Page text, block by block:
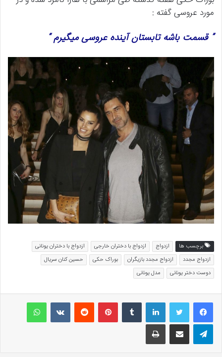
مورد عروسی گفته :
” قسمت باشه تابستان آینده عروسی میگیرم “
برچسب ها ازدواج ازدواج با دختران خارجی
ازدواج با دختران یونانی
ازدواج مجدد
ازدواج مجدد بازیگران بوراک حکی
حسین کنان سریال
دوست دختر یونانی
مدل یونانی
لینکداینتامبلر پینتریستReddit
VKontakteواتس آپ
تلگرام اشتراک گذاری با ایمیل چاپ